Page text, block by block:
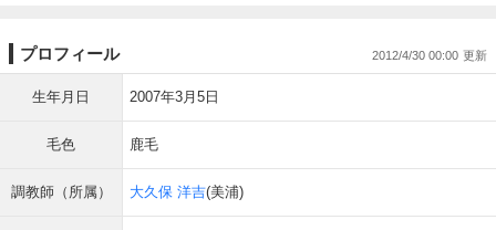
プロフィール 2012/4/30 00:00
生年月日 2007年3月5日
毛色 鹿毛
調教師（所属） 大久保 洋吉(美浦)